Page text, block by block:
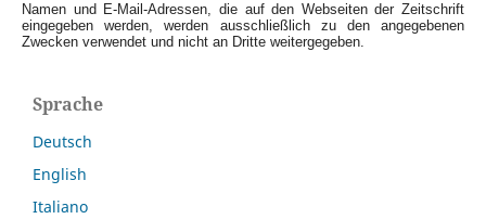
Namen und E-Mail-Adressen, die auf den Webseiten der Zeitschrift
eingegeben werden, werden ausschließlich zu den angegebenen
Zwecken verwendet und nicht an Dritte weitergegeben.
Sprache
Deutsch
English
Italiano